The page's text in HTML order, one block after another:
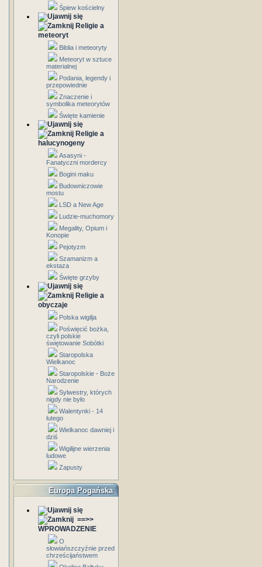
Śpiew kościelny
Religie a
meteoryt
Biblia i meteoryty
Meteoryt w sztuce
materialnej
Podania, legendy i
przepowiednie
Znaczenie i
symbolika meteorytów
Święte kamienie
Religie a
halucynogeny
Asasyni -
Fanatyczni mordercy
Bogini maku
Budowniczowie
mostu
LSD a New Age
Ludzie-muchomory
Megality, Opium i
Konopie
Pejotyzm
Szamanizm a
ekstaza
Święte grzyby
Religie a
obyczaje
Polska wigilja
Poświęcić bożka,
czyli polskie
świętowanie Sobótki
Staropolska
Wielkanoc
Staropolskie - Boże
Narodzenie
Sylwestry, których
nigdy nie było
Walentynki - 14
lutego
Wielkanoc dawniej i
dziś
Wigilijne wierzenia
ludowe
Zapusty
Europa Pogańska
==>>
WPROWADZENIE
O
słowiańszczyźnie przed
chrześcijaństwem